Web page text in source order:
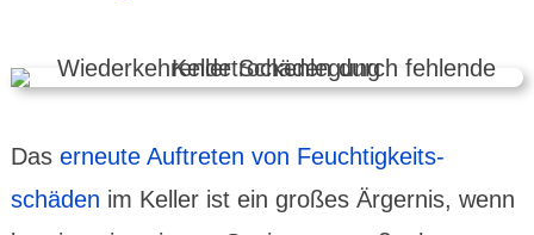
Das erneute Auftreten von Feuchtig­keits­
schäden im Keller ist ein großes Ärgernis, wenn